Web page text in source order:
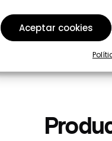
Aceptar cookies